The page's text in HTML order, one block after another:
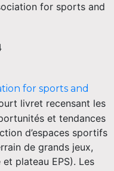
for sports and
for sports and
livret recensant les
et tendances
d’espaces sportifs
de grands jeux,
plateau EPS). Les